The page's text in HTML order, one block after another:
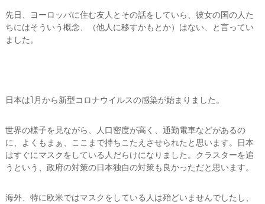
先日、ヨーロッパに住む友人とその話をしていら、彼女の国の人た
ちにはそういう概念、（他人に移すかもとか）はない、と言ってい
ました。
日本は1月から新型コロナウイルスの感染が始まりました。
世界の様子を見ながら、人口密度が高く、通勤電車などがあるの
に、よくもまぁ、ここまで持ちこたえさせられたと思います。日本
はすぐにマスクをしている人だらけになりました。クラスターを追
うという、政府の対策の日本独自の対策も良かっただと思います。
海外、特に欧米ではマスクをしている人は殆どいませんでしたし、